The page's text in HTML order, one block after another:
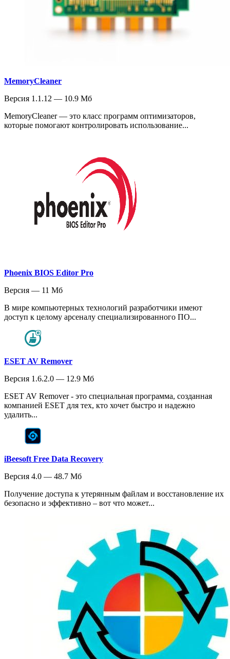
MemoryCleaner
Версия 1.1.12 — 10.9 Мб
MemoryCleaner — это класс программ оптимизаторов,
которые помогают контролировать использование...
Phoenix BIOS Editor Pro
Версия — 11 Мб
В мире компьютерных технологий разработчики имеют
доступ к целому арсеналу специализированного ПО...
ESET AV Remover
Версия 1.6.2.0 — 12.9 Мб
ESET AV Remover - это специальная программа, созданная
компанией ESET для тех, кто хочет быстро и надежно
удалить...
iBeesoft Free Data Recovery
Версия 4.0 — 48.7 Мб
Получение доступа к утерянным файлам и восстановление их
безопасно и эффективно – вот что может...